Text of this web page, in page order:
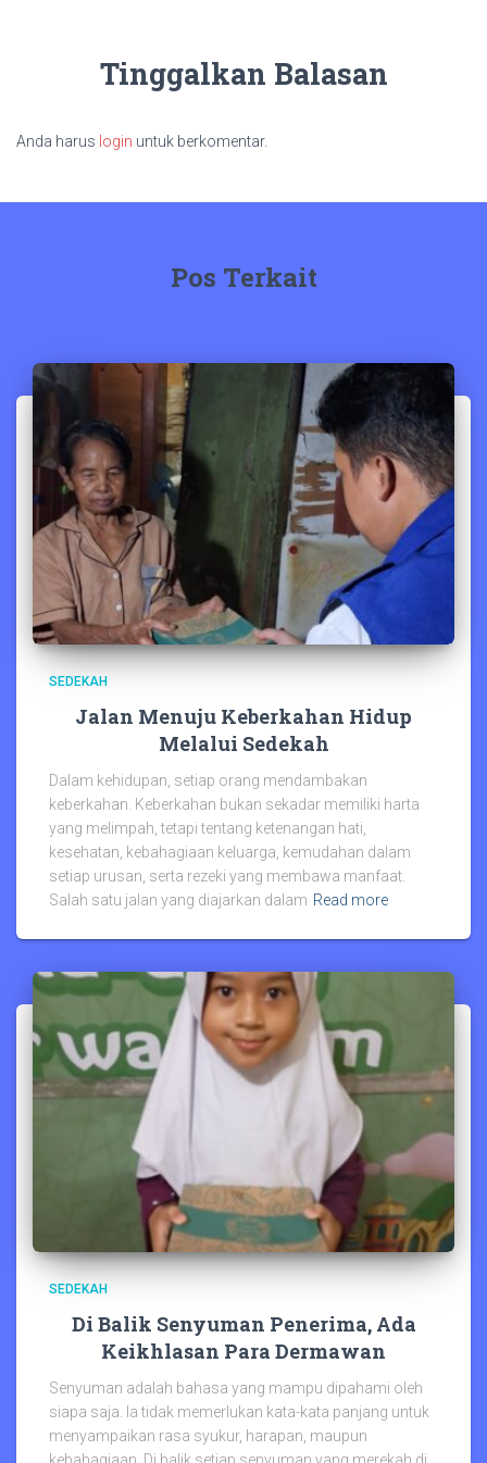
Tinggalkan Balasan
Anda harus login untuk berkomentar.
Pos Terkait
SEDEKAH
Jalan Menuju Keberkahan Hidup
Melalui Sedekah
Dalam kehidupan, setiap orang mendambakan
keberkahan. Keberkahan bukan sekadar memiliki harta
yang melimpah, tetapi tentang ketenangan hati,
kesehatan, kebahagiaan keluarga, kemudahan dalam
setiap urusan, serta rezeki yang membawa manfaat.
Salah satu jalan yang diajarkan dalam Read more
SEDEKAH
Di Balik Senyuman Penerima, Ada
Keikhlasan Para Dermawan
Senyuman adalah bahasa yang mampu dipahami oleh
siapa saja. Ia tidak memerlukan kata-kata panjang untuk
menyampaikan rasa syukur, harapan, maupun